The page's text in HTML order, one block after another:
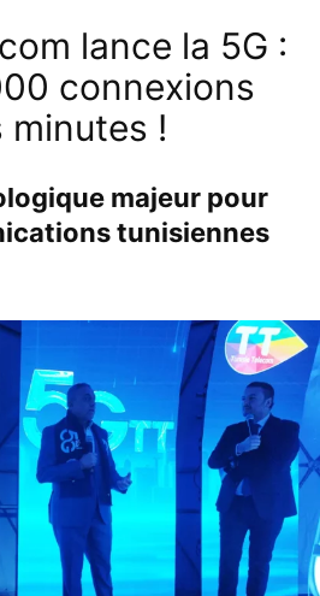
lance la 5G :
connexions
minutes !
majeur pour
tunisiennes